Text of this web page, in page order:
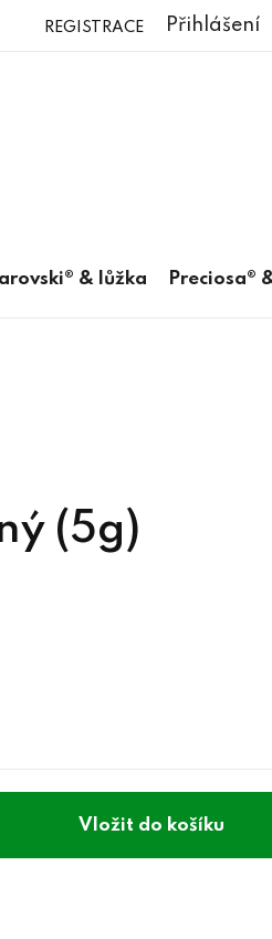
Přihlášení
REGISTRACE
& lůžka Preciosa®
(5g)
do košíku